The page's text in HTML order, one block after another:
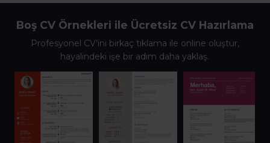
Boş CV Örnekleri ile Ücretsiz CV Hazırlama
Profesyonel CV’ini birkaç tıklama ile online oluştur,
hayalindeki işe bir adım daha yaklaş.